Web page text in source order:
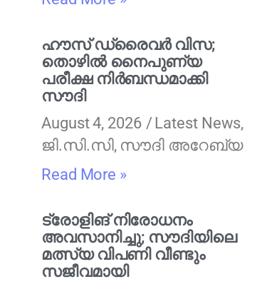
ഹൗസ് ഡ്രൈവർ വിസ;
തൊഴിൽ നൈപുണ്യ
പരീക്ഷ നിർബന്ധമാക്കി
സൗദി
August 4, 2026
Latest News,
ജി.സി.സി, സൗദി അറേബ്യ
Read More »
ട്രോളിങ് നിരോധനം
അവസാനിച്ചു; സൗദിയിലെ
മത്സ്യ വിപണി വീണ്ടും
സജീവമായി